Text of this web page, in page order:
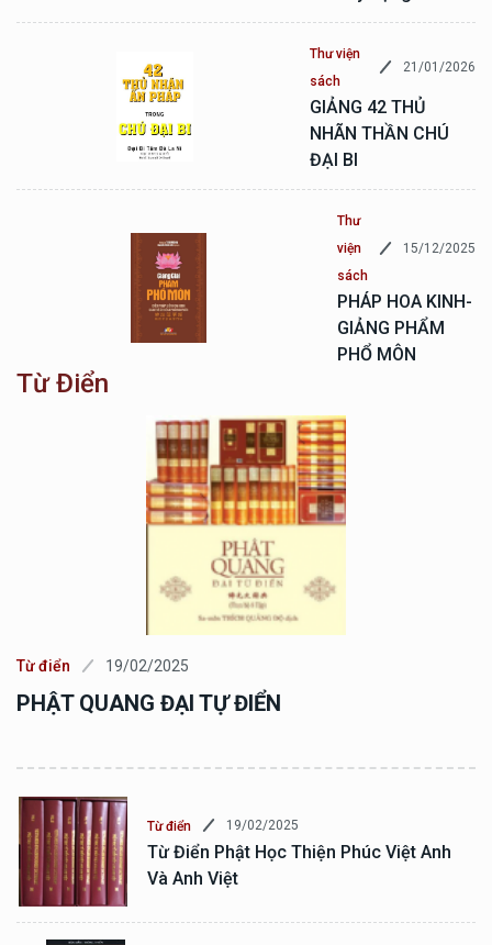
Thư viện
sách
21/01/2026
GIẢNG 42 THỦ
NHÃN THẦN CHÚ
ĐẠI BI
Thư
viện
sách
15/12/2025
PHÁP HOA KINH-
GIẢNG PHẨM
PHỔ MÔN
Từ Điển
Từ điển 19/02/2025
Từ Điển Phật Học Online
Từ điển 19/02/2025
Từ Điển Phật Học Thiện Phúc Việt Anh
Và Anh Việt